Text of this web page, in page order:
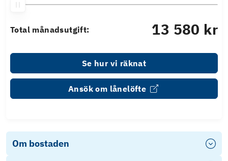
Total månadsutgift: 13 580 kr
Se hur vi räknat
Ansök om lånelöfte
Om bostaden